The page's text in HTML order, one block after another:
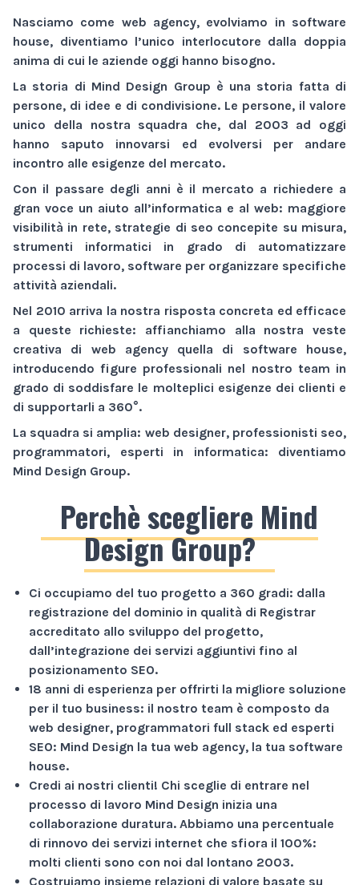
Nasciamo come web agency, evolviamo in software
house, diventiamo l’unico interlocutore dalla doppia
anima di cui le aziende oggi hanno bisogno.
La storia di Mind Design Group è una storia fatta di
persone, di idee e di condivisione. Le persone, il valore
unico della nostra squadra che, dal 2003 ad oggi
hanno saputo innovarsi ed evolversi per andare
incontro alle esigenze del mercato.
Con il passare degli anni è il mercato a richiedere a
gran voce un aiuto all’informatica e al web: maggiore
visibilità in rete, strategie di seo concepite su misura,
strumenti informatici in grado di automatizzare
processi di lavoro, software per organizzare specifiche
attività aziendali.
Nel 2010 arriva la nostra risposta concreta ed efficace
a queste richieste: affianchiamo alla nostra veste
creativa di web agencyquella di software house,
introducendo figure professionali nel nostro team in
grado di soddisfare le molteplici esigenze dei clienti e
di supportarli a 360°.
La squadra si amplia: web designer, professionisti seo,
programmatori, esperti in informatica: diventiamo
Mind Design Group.
Perchè scegliere Mind
Design Group?
Ci occupiamo del tuo progetto a 360 gradi: dalla
registrazione del dominio in qualità di Registrar
accreditato allo sviluppo del progetto,
dall’integrazione dei servizi aggiuntivi fino al
posizionamento SEO.
18 anni di esperienza per offrirti la migliore soluzione
per il tuo business: il nostro team è composto da
web designer, programmatori full stack ed esperti
SEO: Mind Design la tua web agency, la tua software
house.
Credi ai nostri clienti! Chi sceglie di entrare nel
processo di lavoro Mind Design inizia una
collaborazione duratura. Abbiamo una percentuale
di rinnovo dei servizi internet che sfiora il 100%:
molti clienti sono con noi dal lontano 2003.
Costruiamo insieme relazioni di valore basate su